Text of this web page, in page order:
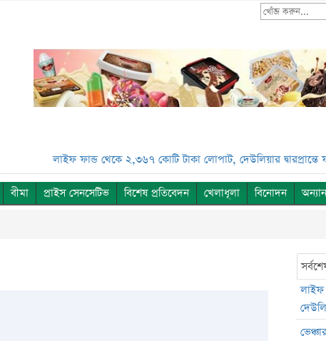
লাইফ ফান্ড থেকে ২,৩৬৭ কোটি টাকা লোপাট, দেউলিয়ার দ্বারপ্রান্তে
বীমা প্রাইস সেনসেটিভ বিশেষ প্রতিবেদন খেলাধূলা বিনোদন
লাইফ